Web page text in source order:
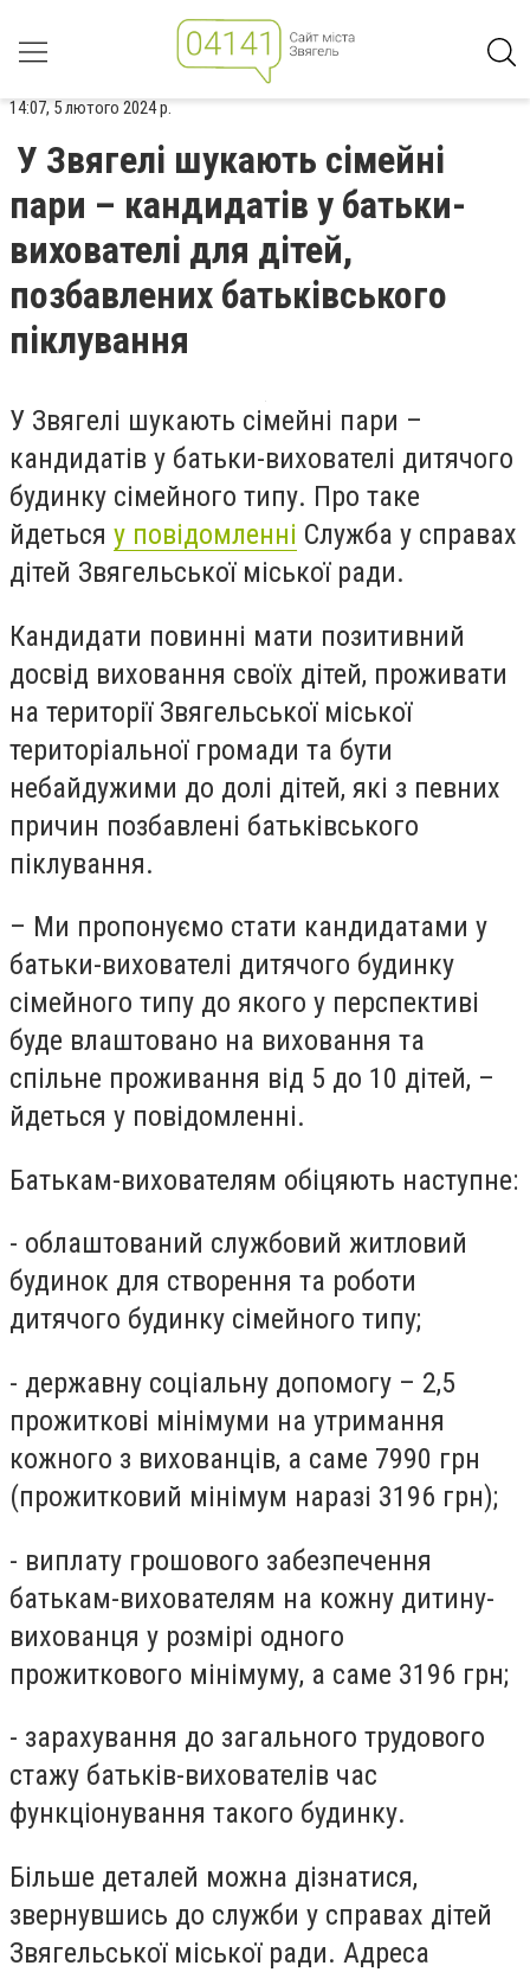
14:07, 5 лютого 2024 р.
У Звягелі шукають сімейні
пари – кандидатів у батьки-
вихователі для дітей,
позбавлених батьківського
піклування
У Звягелі шукають сімейні пари –
кандидатів у батьки-вихователі дитячого
будинку сімейного типу. Про таке
йдеться у повідомленні Служба у справах
дітей Звягельської міської ради.
Кандидати повинні мати позитивний
досвід виховання своїх дітей, проживати
на території Звягельської міської
територіальної громади та бути
небайдужими до долі дітей, які з певних
причин позбавлені батьківського
піклування.
– Ми пропонуємо стати кандидатами у
батьки-вихователі дитячого будинку
сімейного типу до якого у перспективі
буде влаштовано на виховання та
спільне проживання від 5 до 10 дітей, –
йдеться у повідомленні.
Батькам-вихователям обіцяють наступне:
- облаштований службовий житловий
будинок для створення та роботи
дитячого будинку сімейного типу;
- державну соціальну допомогу – 2,5
прожиткові мінімуми на утримання
кожного з вихованців, а саме 7990 грн
(прожитковий мінімум наразі 3196 грн);
- виплату грошового забезпечення
батькам-вихователям на кожну дитину-
вихованця у розмірі одного
прожиткового мінімуму, а саме 3196 грн;
- зарахування до загального трудового
стажу батьків-вихователів час
функціонування такого будинку.
Більше деталей можна дізнатися,
звернувшись до служби у справах дітей
Звягельської міської ради. Адреса